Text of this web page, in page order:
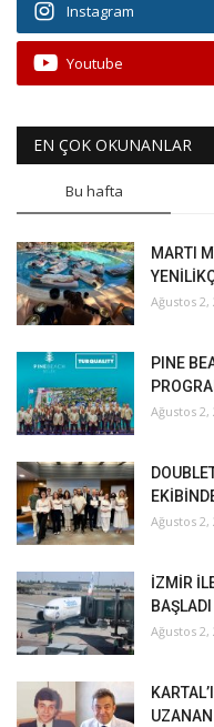
Instagram
Youtube
EN ÇOK OKUNANLAR
Bu hafta
MARTI
Ağustos 2,
PINE
Ağustos 2,
Ağustos 2,
İZMİR
BAŞLADI
Ağustos 2,